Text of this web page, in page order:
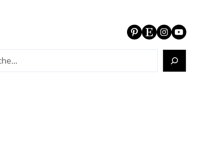
Pinterest Etsy Instagram YouTube